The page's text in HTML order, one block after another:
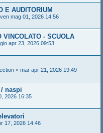
E AUDITORIUM
ven mag 01, 2026 14:56
VINCOLATO - SCUOLA
gio apr 23, 2026 09:53
« mar apr 21, 2026 19:49
naspi
2026 16:35
17, 2026 14:46